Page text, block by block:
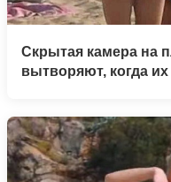
Скрытая камера на
вытворяют, когда их